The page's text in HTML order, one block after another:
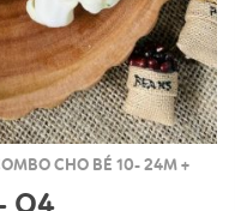
CHO BÉ 10- 24M +
Q4